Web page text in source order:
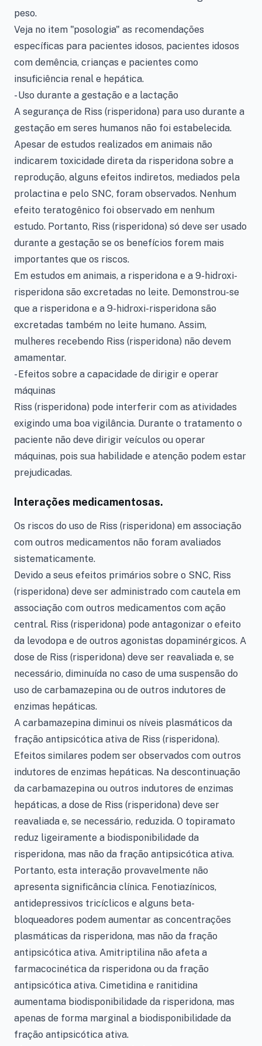
peso.
Veja no item "posologia" as recomendações
específicas para pacientes idosos, pacientes idosos
com demência, crianças e pacientes como
insuficiência renal e hepática.
- Uso durante a gestação e a lactação
A segurança de Riss (risperidona) para uso durante a
gestação em seres humanos não foi estabelecida.
Apesar de estudos realizados em animais não
indicarem toxicidade direta da risperidona sobre a
reprodução, alguns efeitos indiretos, mediados pela
prolactina e pelo SNC, foram observados. Nenhum
efeito teratogênico foi observado em nenhum
estudo. Portanto, Riss (risperidona) só deve ser usado
durante a gestação se os benefícios forem mais
importantes que os riscos.
Em estudos em animais, a risperidona e a 9-hidroxi-
risperidona são excretadas no leite. Demonstrou-se
que a risperidona e a 9-hidroxi-risperidona são
excretadas também no leite humano. Assim,
mulheres recebendo Riss (risperidona) não devem
amamentar.
- Efeitos sobre a capacidade de dirigir e operar
máquinas
Riss (risperidona) pode interferir com as atividades
exigindo uma boa vigilância. Durante o tratamento o
paciente não deve dirigir veículos ou operar
máquinas, pois sua habilidade e atenção podem estar
prejudicadas.
Interações medicamentosas.
Os riscos do uso de Riss (risperidona) em associação
com outros medicamentos não foram avaliados
sistematicamente.
Devido a seus efeitos primários sobre o SNC, Riss
(risperidona) deve ser administrado com cautela em
associação com outros medicamentos com ação
central. Riss (risperidona) pode antagonizar o efeito
da levodopa e de outros agonistas dopaminérgicos. A
dose de Riss (risperidona) deve ser reavaliada e, se
necessário, diminuída no caso de uma suspensão do
uso de carbamazepina ou de outros indutores de
enzimas hepáticas.
A carbamazepina diminui os níveis plasmáticos da
fração antipsicótica ativa de Riss (risperidona).
Efeitos similares podem ser observados com outros
indutores de enzimas hepáticas. Na descontinuação
da carbamazepina ou outros indutores de enzimas
hepáticas, a dose de Riss (risperidona) deve ser
reavaliada e, se necessário, reduzida. O topiramato
reduz ligeiramente a biodisponibilidade da
risperidona, mas não da fração antipsicótica ativa.
Portanto, esta interação provavelmente não
apresenta significância clínica. Fenotiazínicos,
antidepressivos tricíclicos e alguns beta-
bloqueadores podem aumentar as concentrações
plasmáticas da risperidona, mas não da fração
antipsicótica ativa. Amitriptilina não afeta a
farmacocinética da risperidona ou da fração
antipsicótica ativa. Cimetidina e ranitidina
aumentama biodisponibilidade da risperidona, mas
apenas de forma marginal a biodisponibilidade da
fração antipsicótica ativa.